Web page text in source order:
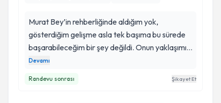
Murat Bey’in rehberliğinde aldığım yok,
gösterdiğim gelişme asla tek başıma bu sürede
başarabileceğim bir şey değildi. Onun yaklaşımı,
klinik deneyimi ve bilgisi ile hem kısa sürede
Devamı
Randevu sonrası Şikayet Et